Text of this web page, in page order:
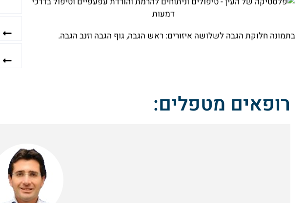
בתמונה חלוקת הגבה לשלושה איזורים: ראש הגבה, גוף הגבה וזנב הגבה.
רופאים מטפלים: